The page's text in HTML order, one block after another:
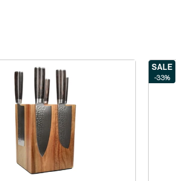
nu de Shinrai Hammered Damast BR-
en precisie!
SALE
-33%